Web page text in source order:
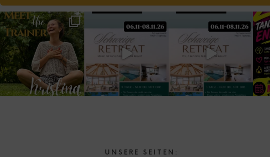
UNSERE SEITEN: